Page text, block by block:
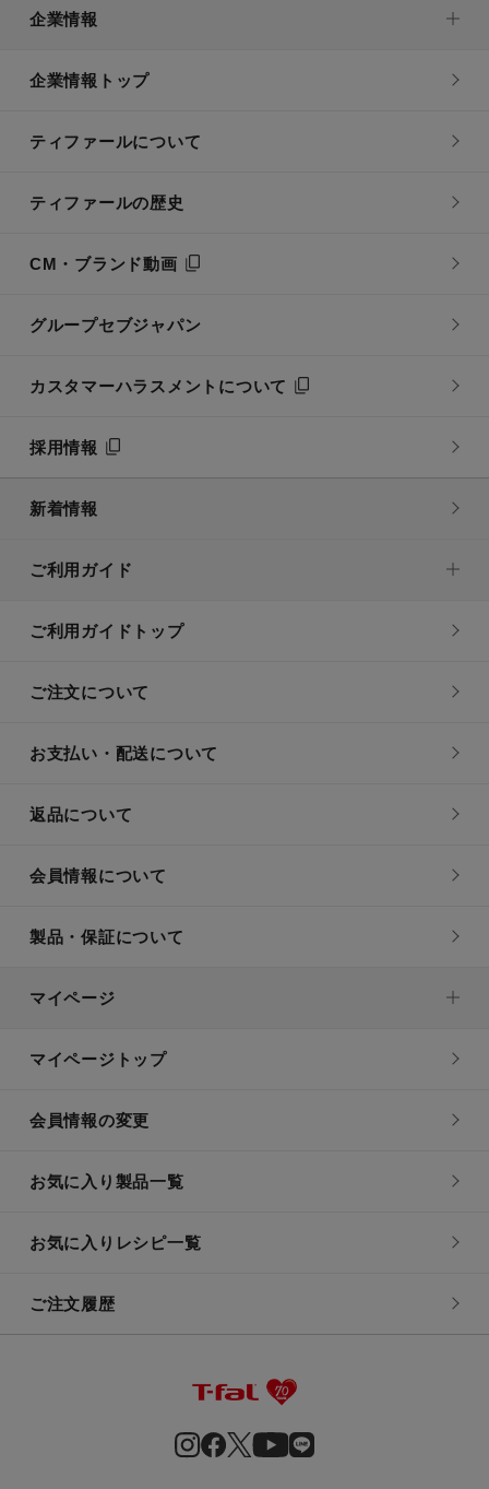
企業情報
企業情報トップ
ティファールについて
ティファールの歴史
CM・ブランド動画
グループセブジャパン
カスタマーハラスメントについて
採用情報
新着情報
ご利用ガイド
ご利用ガイドトップ
ご注文について
お支払い・配送について
返品について
会員情報について
製品・保証について
マイページ
マイページトップ
会員情報の変更
お気に入り製品一覧
お気に入りレシピ一覧
ご注文履歴